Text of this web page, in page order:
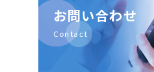
お問い合わせ
Contact